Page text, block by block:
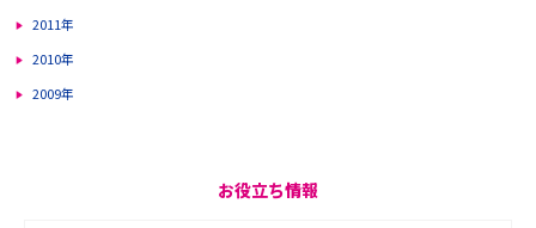
2011年
2010年
2009年
お役立ち情報